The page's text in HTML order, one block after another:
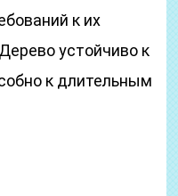
к их
устойчиво к
к длительным